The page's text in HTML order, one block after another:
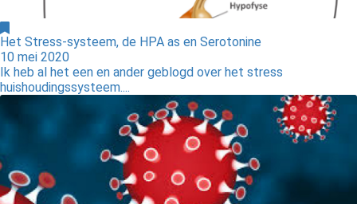
Het Stress-systeem, de HPA as en Serotonine
10 mei 2020
Ik heb al het een en ander geblogd over het stress
huishoudingssysteem....